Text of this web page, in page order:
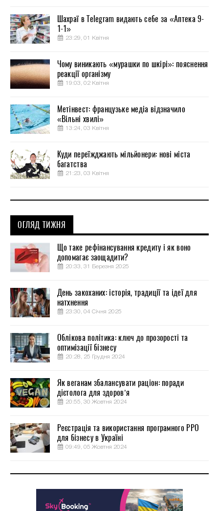
Шахраї в Telegram видають себе за «Аптека 9-
1-1»
23:29, 01 Квітня
Чому виникають «мурашки по шкірі»: пояснення
реакції організму
19:03, 02 Квітня
Метінвест: французьке медіа відзначило
«Вільні хвилі»
13:24, 03 Квітня
Куди переїжджають мільйонери: нові міста
багатства
21:23, 03 Квітня
ОГЛЯД ТИЖНЯ
Що таке рефінансування кредиту і як воно
допомагає заощадити?
20:33, 31 Березня 2025
День закоханих: історія, традиції та ідеї для
натхнення
23:30, 04 Січня 2025
Облікова політика: ключ до прозорості та
оптимізації бізнесу
20:28, 25 Грудня 2024
Як веганам збалансувати раціон: поради
дієтолога для здоров’я
20:55, 30 Жовтня 2024
Реєстрація та використання програмного РРО
для бізнесу в Україні
09:49, 05 Жовтня 2024